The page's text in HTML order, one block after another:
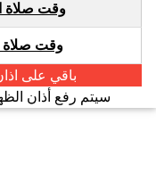
وقت صلاة
وقت صلاة
باقي على
سيتم رفع أذان